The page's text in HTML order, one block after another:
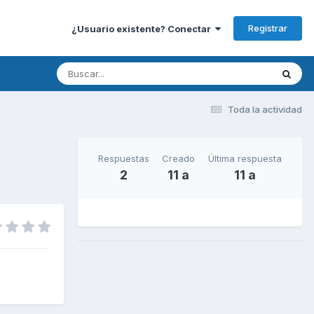
¿Usuario existente? Conectar Registrar
Toda la actividad
Respuestas
2
Creado
11 a
Última respuesta
11 a